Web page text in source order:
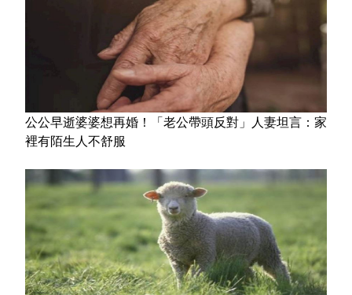
公公早逝婆婆想再婚！「老公帶頭反對」人妻坦言：家
裡有陌生人不舒服